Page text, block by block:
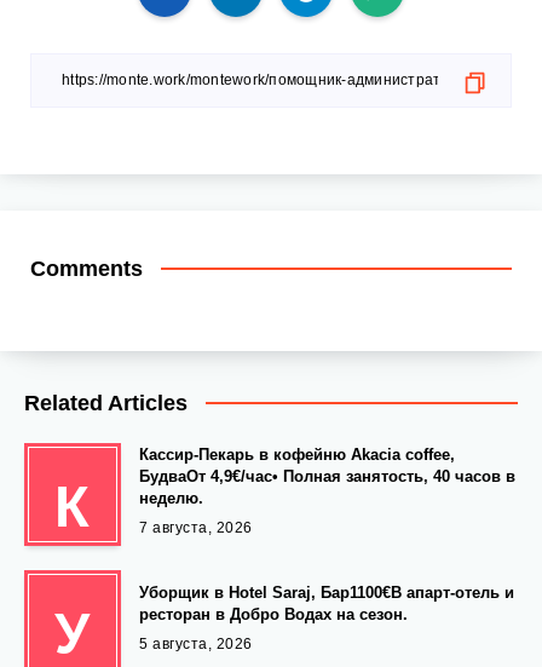
Comments
Related Articles
К
Кассир-Пекарь в кофейню Akacia coffee,
БудваОт 4,9€/час• Полная занятость, 40 часов в
неделю.
7 августа, 2026
У
Уборщик в Hotel Saraj, Бар1100€В апарт-отель и
ресторан в Добро Водах на сезон.
5 августа, 2026